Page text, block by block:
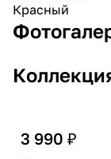
Красный
3 990 ₽